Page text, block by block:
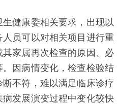
健康委相关要求，出现以
员可以对相关项目进行重
家属再次检查的原因、必
因病情变化，检查检验结
不符，难以满足临床诊疗
发展演变过程中变化较快